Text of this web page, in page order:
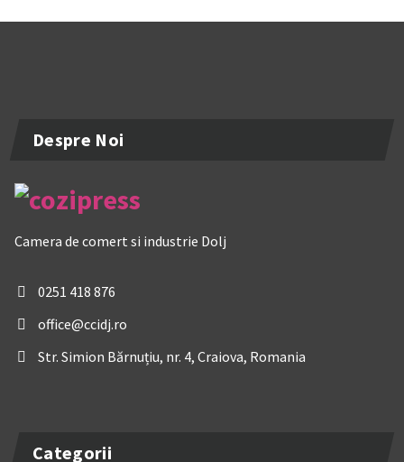
Despre Noi
Camera de comert si industrie Dolj
0251 418 876
office@ccidj.ro
Str. Simion Bărnuțiu, nr. 4, Craiova, Romania
Categorii